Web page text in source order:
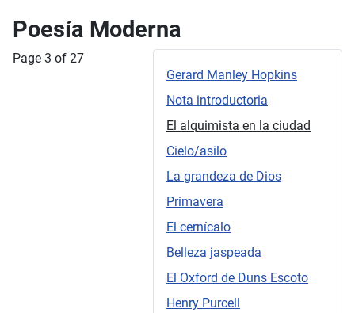
Poesía Moderna
Gerard Manley Hopkins
Nota introductoria
El alquimista en la ciudad
Cielo/asilo
La grandeza de Dios
Primavera
El cernícalo
Belleza jaspeada
El Oxford de Duns Escoto
Henry Purcell
Page 3 of 27